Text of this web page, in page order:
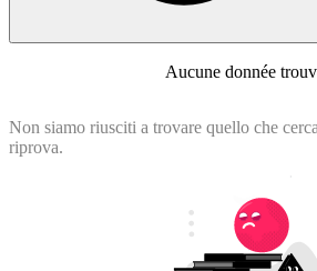
Aucune donnée
Non siamo riusciti a trovare quello che
riprova.